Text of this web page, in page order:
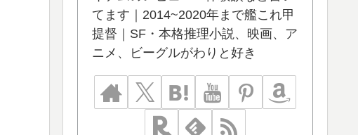
てます｜2014~2020年まで艦これ甲
提督｜SF・本格推理小説、映画、ア
ニメ、ビーグルがわりと好き